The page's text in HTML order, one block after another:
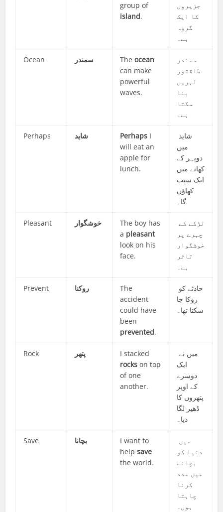
group of
island.
جزیروں
کا ایک
گروہ
ہے۔
Ocean سمندر Theocean
can make
powerful
waves.
سمندر
طاقتور
لہریں
بنا
سکتا
ہے۔
Perhaps شاید Perhaps I
will eat an
apple for
lunch.
شاید
میں
دوپہر کے
کھانے میں
ایک سیب
کھاؤں
گا۔
Pleasant خوشگوار
The boy has
a pleasant
look on his
face.
لڑکے کے
چہرے پر
خوشگوار
تاثر
ہے۔
Prevent روکنا
The
accident
could have
been
prevented.
روکا جا
سکتا تھا۔
Rock پتھر
I stacked
rockson top
of one
another.
میں نے
ایک
دوسرے
کے اوپر
پتھروں کا
ڈھیر لگا
دیا۔
Save بچانا
I want to
helpsave
the world.
دنیا کو
بچانے
میں مدد
کرنا
چاہتا
ہوں۔